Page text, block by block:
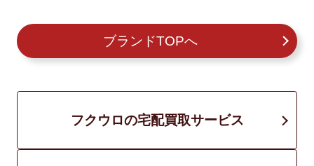
ブランドTOPへ
フクウロの宅配買取サービス